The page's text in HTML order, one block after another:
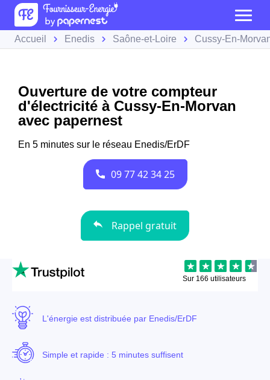
Accueil Enedis Saône-et-Loire Cussy-En-